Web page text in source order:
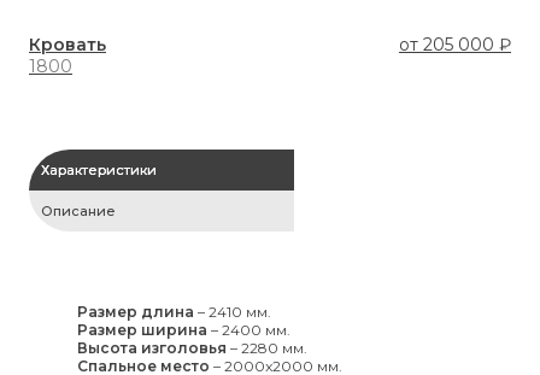
Кровать от 205 000 ₽
1800
Характеристики
Описание
Размер длина – 2410 мм.
Размер ширина – 2400 мм.
Высота изголовья – 2280 мм.
Спальное место – 2000x2000 мм.